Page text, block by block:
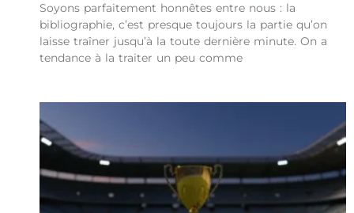
Soyons parfaitement honnêtes entre nous : la
bibliographie, c’est presque toujours la partie qu’on
laisse traîner jusqu’à la toute dernière minute. On a
tendance à la traiter un peu comme